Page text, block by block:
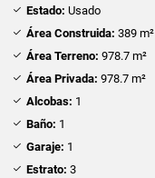
Estado: Usado
Área Construida: 389 m²
Área Terreno: 978.7 m²
Área Privada: 978.7 m²
Alcobas: 1
Baño: 1
Garaje: 1
Estrato: 3